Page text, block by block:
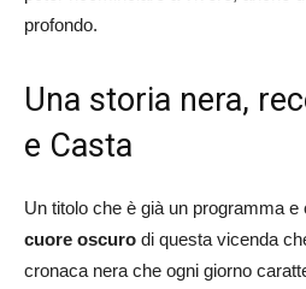
profondo.
Una storia nera,
e Casta
Un titolo che è già un programma
cuore oscuro di questa vicenda
cronaca nera che ogni giorno